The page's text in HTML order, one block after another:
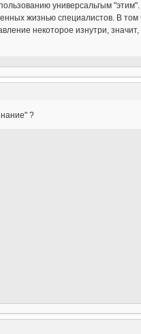
универсальгым
жизнью специалистов. В том
некоторое изнутри,
?